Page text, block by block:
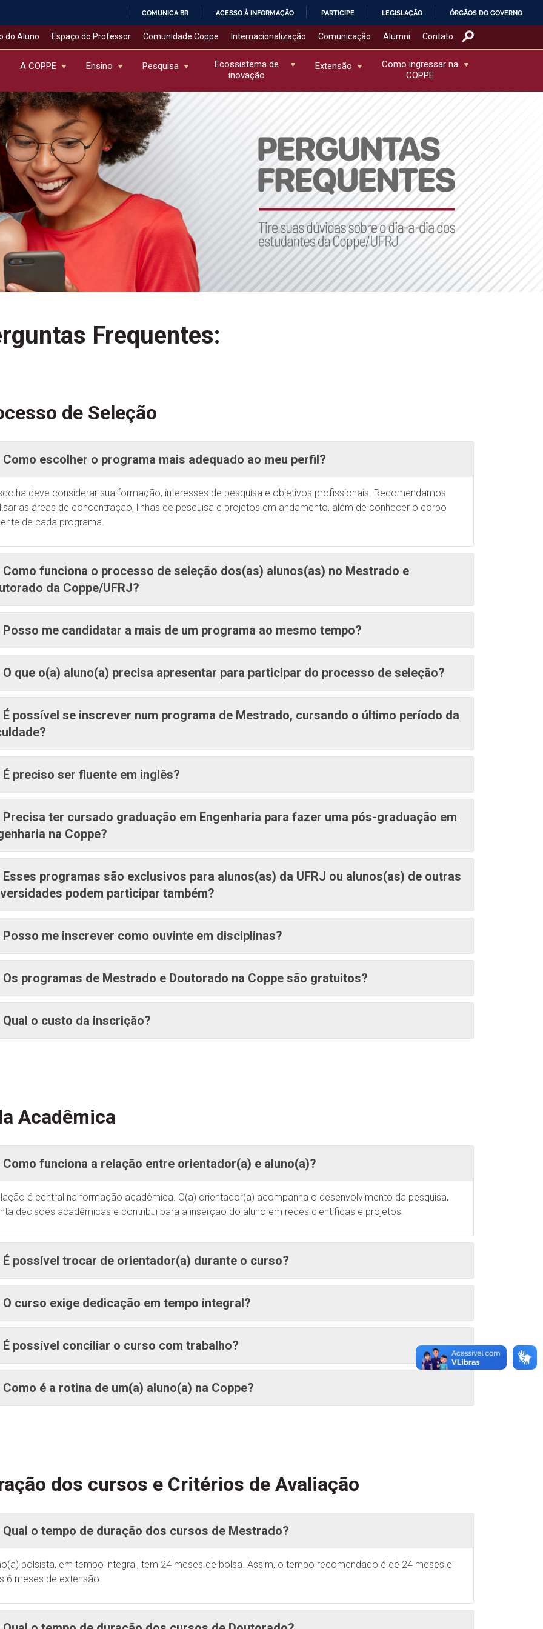
COMUNICA BR ACESSO À INFORMAÇÃO PARTICIPE LEGISLAÇÃO ÓRGÃOS DO GOVERNO
do Aluno Espaço do Professor Comunidade Coppe Internacionalização Comunicação Alumni Contato
A COPPE Ensino Pesquisa
Ecossistema de
inovação
Extensão
Como ingressar na
COPPE
Frequentes:
de Seleção
Como escolher o programa mais adequado ao meu perfil?
deve considerar sua formação, interesses de pesquisa e objetivos profissionais. Recomendamos
as áreas de concentração, linhas de pesquisa e projetos em andamento, além de conhecer o corpo
de cada programa.
Como funciona o processo de seleção dos(as) alunos(as) no Mestrado e
da Coppe/UFRJ?
Posso me candidatar a mais de um programa ao mesmo tempo?
O que o(a) aluno(a) precisa apresentar para participar do processo de seleção?
É possível se inscrever num programa de Mestrado, cursando o último período da
É preciso ser fluente em inglês?
Precisa ter cursado graduação em Engenharia para fazer uma pós-graduação em
na Coppe?
Esses programas são exclusivos para alunos(as) da UFRJ ou alunos(as) de outras
podem participar também?
Posso me inscrever como ouvinte em disciplinas?
Os programas de Mestrado e Doutorado na Coppe são gratuitos?
Qual o custo da inscrição?
Acadêmica
Como funciona a relação entre orientador(a) e aluno(a)?
é central na formação acadêmica. O(a) orientador(a) acompanha o desenvolvimento da pesquisa,
decisões acadêmicas e contribui para a inserção do aluno em redes científicas e projetos.
É possível trocar de orientador(a) durante o curso?
O curso exige dedicação em tempo integral?
É possível conciliar o curso com trabalho?
Como é a rotina de um(a) aluno(a) na Coppe?
dos cursos e Critérios de Avaliação
Qual o tempo de duração dos cursos de Mestrado?
bolsista, em tempo integral, tem 24 meses de bolsa. Assim, o tempo recomendado é de 24 meses e
6 meses de extensão.